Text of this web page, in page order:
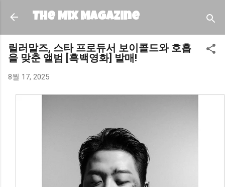
기본 콘텐츠로 건너뛰기
The MIX Magazine
릴러말즈, 스타 프로듀서 보이콜드와 호흡
을 맞춘 앨범 [흑백영화] 발매!
8월 17, 2025